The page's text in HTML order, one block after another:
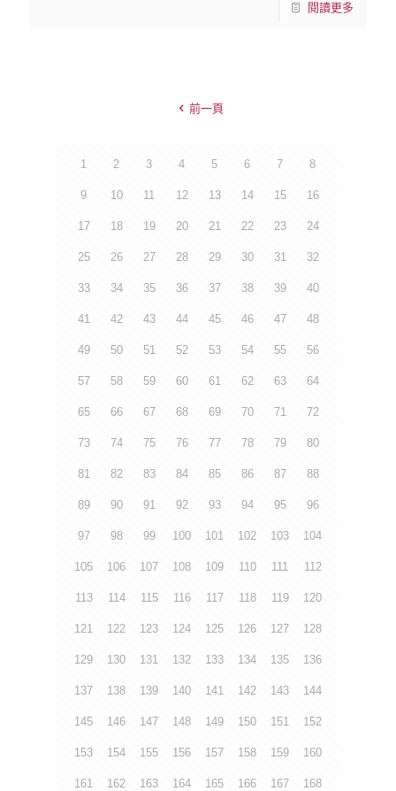
閱讀更多
前一頁
1 2 3 4 5 6 7 8
9 10 11 12 13 14 15 16
17 18 19 20 21 22 23 24
25 26 27 28 29 30 31 32
33 34 35 36 37 38 39 40
41 42 43 44 45 46 47 48
49 50 51 52 53 54 55 56
57 58 59 60 61 62 63 64
65 66 67 68 69 70 71 72
73 74 75 76 77 78 79 80
81 82 83 84 85 86 87 88
89 90 91 92 93 94 95 96
97 98 99 100 101 102 103 104
105 106 107 108 109 110 111 112
113 114 115 116 117 118 119 120
121 122 123 124 125 126 127 128
129 130 131 132 133 134 135 136
137 138 139 140 141 142 143 144
145 146 147 148 149 150 151 152
153 154 155 156 157 158 159 160
161 162 163 164 165 166 167 168